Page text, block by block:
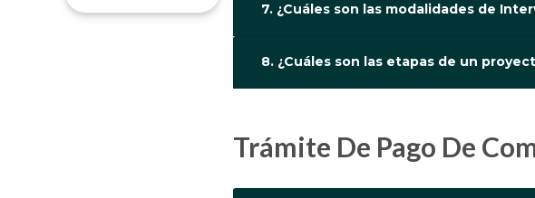
7. ¿Cuáles son las modalidades de
8. ¿Cuáles son las etapas de un
Trámite De Pago De